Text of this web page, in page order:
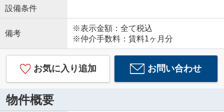
設備条件
備考
※表示金額：全て税込
※仲介手数料：賃料1ヶ月分
お気に入り追加 お問い合わせ
物件概要